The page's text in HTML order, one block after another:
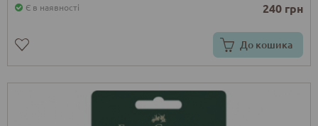
Є в наявності 240 грн
До кошика